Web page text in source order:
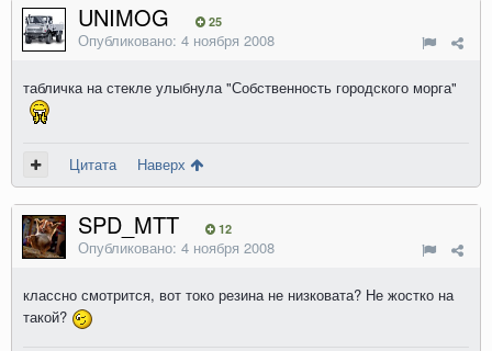
UNIMOG 25
Опубликовано: 4 ноября 2008
табличка на стекле улыбнула "Собственность городского морга"
Цитата Наверх
SPD_MTT 12
Опубликовано: 4 ноября 2008
классно смотрится, вот токо резина не низковата? Не жостко на
такой?